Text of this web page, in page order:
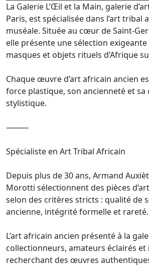
La Galerie L’Œil et la Main, galerie
Paris, est spécialisée dans l’art tribal
muséale. Située au cœur de Saint-
elle présente une sélection
masques et objets rituels d’Afrique
Chaque œuvre d’art africain ancien
force plastique, son ancienneté et sa
stylistique.
⸻
Spécialiste en Art Tribal Africain
Depuis plus de 30 ans, Armand
Morotti sélectionnent des pièces
selon des critères stricts : qualité de
ancienne, intégrité formelle et rareté.
L’art africain ancien présenté à la
collectionneurs, amateurs éclairés
recherchant des œuvres